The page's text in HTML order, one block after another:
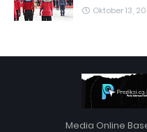
Oktober 13,
Media Online